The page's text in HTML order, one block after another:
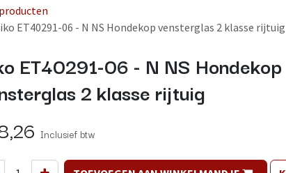
ET40291-06 - N NS Hondekop vensterglas 2 klasse rijtuig
ET40291-06 - N NS Hondekop
2 klasse rijtuig
Inclusief btw